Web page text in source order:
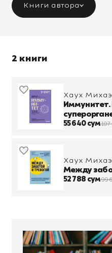
Книги автора
2 книги
Хаух
видна
55 640 сум107
Хаух
Между
52 788 сум99